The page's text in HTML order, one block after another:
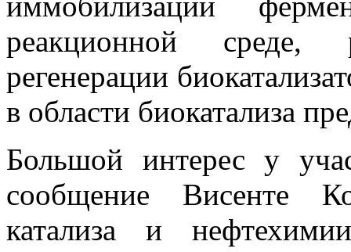
реакционной среде,
регенерации
в области биокатализа
Большой интерес у
сообщение Висенте
катализа и